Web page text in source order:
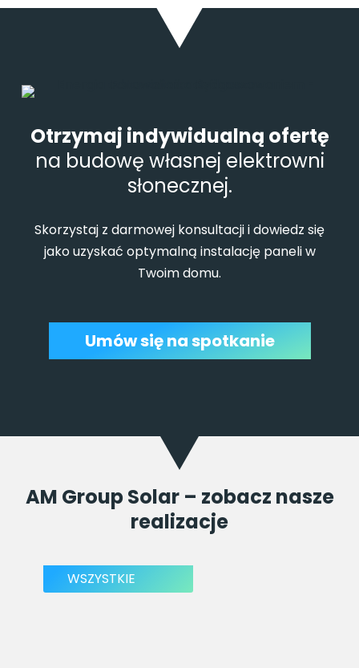
Otrzymaj indywidualną ofertę
na budowę własnej elektrowni
słonecznej.
Skorzystaj z darmowej konsultacji i dowiedz się
jako uzyskać optymalną instalację paneli w
Twoim domu.
Umów się na spotkanie
AM Group Solar – zobacz nasze
realizacje
WSZYSTKIE